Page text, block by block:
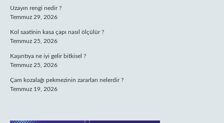
Uzayın rengi nedir ?
Temmuz 29, 2026
Kol saatinin kasa çapı nasıl ölçülür ?
Temmuz 25, 2026
Kaşıntıya ne iyi gelir bitkisel ?
Temmuz 25, 2026
Çam kozalağı pekmezinin zararları nelerdir ?
Temmuz 19, 2026